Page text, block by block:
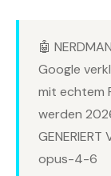
🤖
Google
mit echtem
werden
GENERIERT
opus-4-6